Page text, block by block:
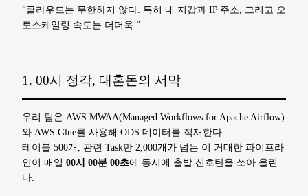
“클라우드는 무한하지 않다. 특히 내 지갑과 IP 주소, 그리고 오
토스케일링 속도는 더더욱.”
1. 00시 정각, 대혼돈의 서막
우리 팀은 AWS MWAA(Managed Workflows for Apache Airflow)
와 AWS Glue를 사용해 ODS 데이터를 적재한다.
테이블 500개, 관련 Task만 2,000개가 넘는 이 거대한 파이프라
인이 매일 00시 00분 00초에 동시에 출발 신호탄을 쏘아 올린
다.